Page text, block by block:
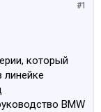
#1
который
BMW